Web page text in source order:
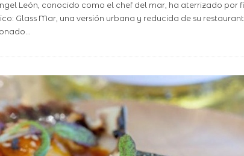
León, conocido como el chef del mar, ha aterrizado por
Glass Mar, una versión urbana y reducida de su
...